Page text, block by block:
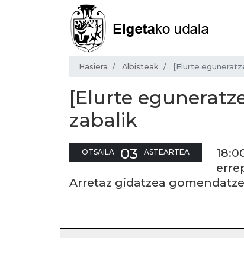
Hasiera Albisteak [Elurte
[Elurte
zabalik
OTSAILA 03 ASTEARTEA
Arretaz gidatzea